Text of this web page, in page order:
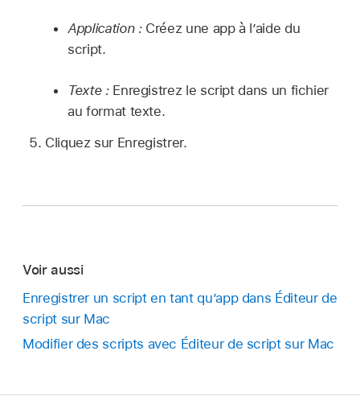
Application :Créez une app à l’aide du
script.
Texte :Enregistrez le script dans un fichier
au format texte.
Cliquez sur Enregistrer.
Voir aussi
Enregistrer un script en tant qu’app dans Éditeur de
script sur Mac
Modifier des scripts avec Éditeur de script sur Mac